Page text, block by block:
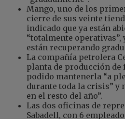
Mango, uno de los
cierre de sus veinte
indicado que ya están
“totalmente operativas”,
están recuperando
La compañía petrolera
planta de producción de
podido mantenerla “a
durante toda la crisis” y
en el resto del año”.
Las dos oficinas de
Sabadell, con 6